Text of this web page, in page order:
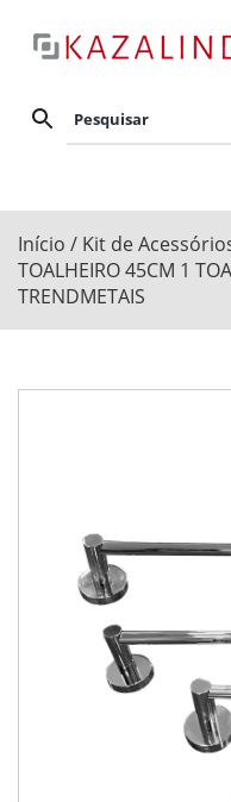
Início / Kit de
TOALHEIRO 45CM 1
TRENDMETAIS